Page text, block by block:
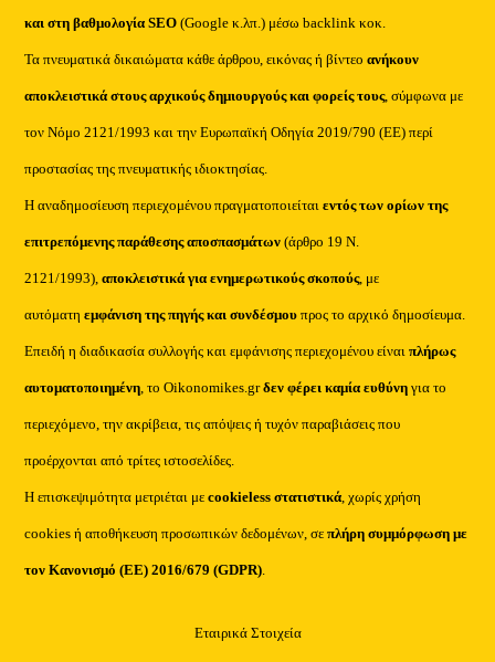
και στη βαθμολογία SEO (Google κ.λπ.) μέσω backlink κοκ.
Τα πνευματικά δικαιώματα κάθε άρθρου, εικόνας ή βίντεοανήκουν
αποκλειστικά στους αρχικούς δημιουργούς και φορείς τους, σύμφωνα με
τον Νόμο 2121/1993 και την Ευρωπαϊκή Οδηγία 2019/790 (ΕΕ) περί
προστασίας της πνευματικής ιδιοκτησίας.
Η αναδημοσίευση περιεχομένου πραγματοποιείταιεντός των ορίων της
επιτρεπόμενης παράθεσης αποσπασμάτων (άρθρο 19 Ν.
2121/1993), αποκλειστικά για ενημερωτικούς σκοπούς, με
αυτόματηεμφάνιση της πηγής και συνδέσμου προς το αρχικό δημοσίευμα.
Επειδή η διαδικασία συλλογής και εμφάνισης περιεχομένου είναιπλήρως
αυτοματοποιημένη , το Oikonomikes.grδεν φέρει καμία ευθύνη για το
περιεχόμενο, την ακρίβεια, τις απόψεις ή τυχόν παραβιάσεις που
προέρχονται από τρίτες ιστοσελίδες.
Η επισκεψιμότητα μετριέται μεcookieless στατιστικά , χωρίς χρήση
cookies ή αποθήκευση προσωπικών δεδομένων, σεπλήρη συμμόρφωση με
τον Κανονισμό (ΕΕ) 2016/679 (GDPR)
Εταιρικά Στοιχεία